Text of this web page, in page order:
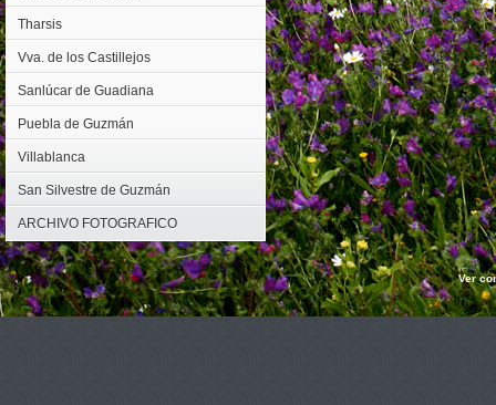
Tharsis
Vva. de los Castillejos
Sanlúcar de Guadiana
Puebla de Guzmán
Villablanca
San Silvestre de Guzmán
ARCHIVO FOTOGRAFICO
Ver